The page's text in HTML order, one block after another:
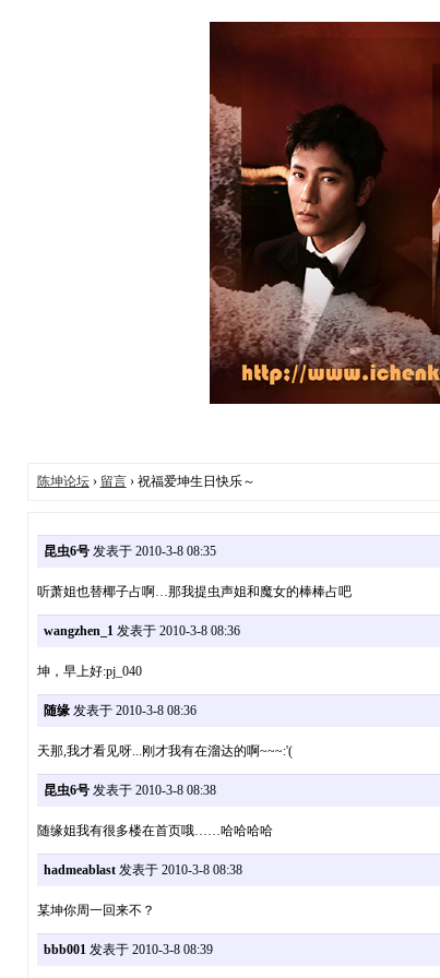
陈坤论坛› 留言› 祝福爱坤生日快乐～
昆虫6号发表于 2010-3-8 08:35
听萧姐也替椰子占啊…那我提虫声姐和魔女的棒棒占吧
wangzhen_1发表于 2010-3-8 08:36
坤，早上好:pj_040
随缘发表于 2010-3-8 08:36
天那,我才看见呀...刚才我有在溜达的啊~~~:'(
昆虫6号发表于 2010-3-8 08:38
随缘姐我有很多楼在首页哦……哈哈哈哈
hadmeablast发表于 2010-3-8 08:38
某坤你周一回来不？
bbb001发表于 2010-3-8 08:39